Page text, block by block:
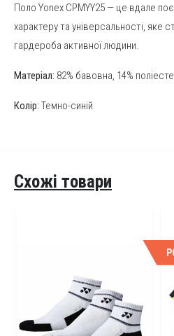
Поло Yonex CPMYY25 — це вдале
характеру та універсальності, яке
гардероба активної людини.
Матеріал: 82% бавовна, 14%
Колір: Темно-синій
Схожі товари
РОЗПРОДАЖ